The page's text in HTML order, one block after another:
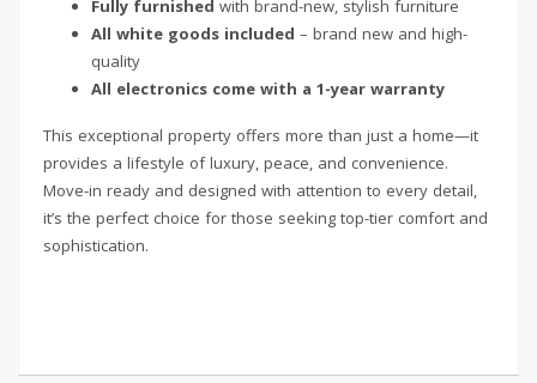
Fully furnished with brand-new, stylish furniture
All white goods included – brand new and high-
quality
All electronics come with a 1-year warranty
This exceptional property offers more than just a home—it
provides a lifestyle of luxury, peace, and convenience.
Move-in ready and designed with attention to every detail,
it’s the perfect choice for those seeking top-tier comfort and
sophistication.